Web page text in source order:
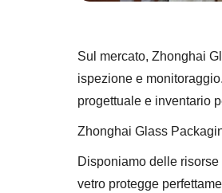
Sul mercato, Zhonghai
ispezione e
progettuale e inventario
Zhonghai Glass
Disponiamo delle
vetro protegge